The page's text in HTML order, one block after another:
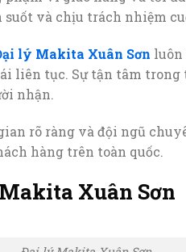
và chịu trách nhiệm
lý Makita Xuân Sơn luôn
liên tục. Sự tận tâm
nhận.
rõ ràng và đội ngũ
hàng trên toàn quốc.
Xuân Sơn